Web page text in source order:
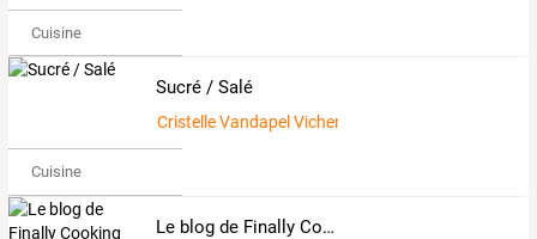
Cuisine
Sucré / Salé
Cristelle Vandapel Vichery
Cuisine
Le blog de Finally Cooking